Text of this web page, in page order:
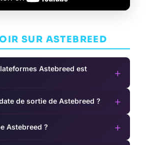
SUR ASTEBREED
Astebreed est
+
de sortie de Astebreed ? +
Astebreed ? +